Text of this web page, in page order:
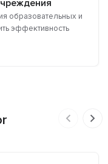
образовательных и
эффективность